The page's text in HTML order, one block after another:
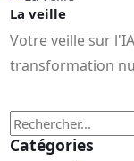
La veille
Votre veille sur
transformation
Catégories